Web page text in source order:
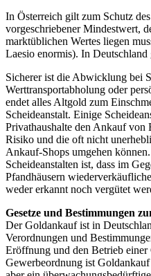
In Österreich gilt zum Schutz
vorgeschriebener Mindestwert,
marktüblichen Wertes liegen
Laesio enormis). In
Sicherer ist die Abwicklung bei
Werttransportabholung oder
endet alles Altgold zum
Scheideanstalt. Einige
Privathaushalte den Ankauf von
Risiko und die oft nicht
Ankauf-Shops umgehen
Scheideanstalten ist, dass im
Pfandhäusern
weder erkannt noch vergütet
Gesetze und Bestimmungen
Der Goldankauf ist in
Verordnungen und
Eröffnung und den Betrieb
Gewerbeordnung ist